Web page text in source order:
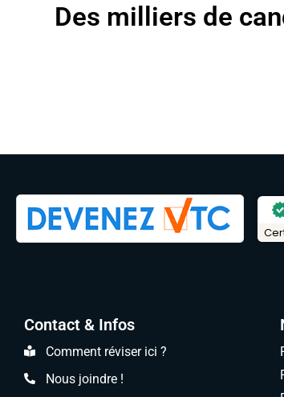
Des milliers de
Contact & Infos
Comment réviser ici ?
Nous joindre !